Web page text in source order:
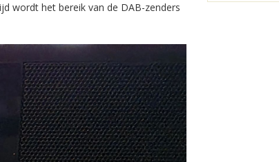
wordt het bereik van de DAB-zenders